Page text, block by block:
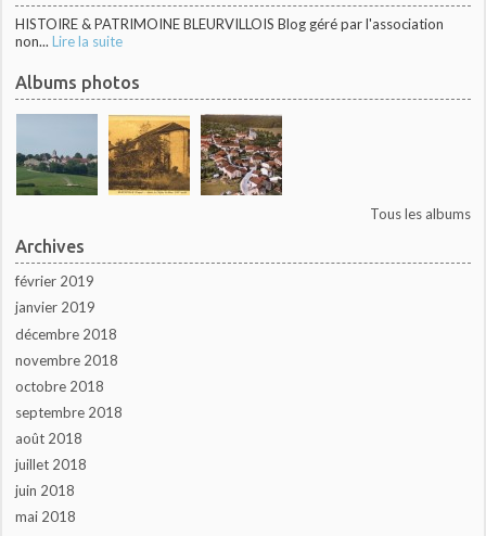
HISTOIRE & PATRIMOINE BLEURVILLOIS Blog géré par l'association
non... Lire la suite
Albums photos
Tous les albums
Archives
février 2019
janvier 2019
décembre 2018
novembre 2018
octobre 2018
septembre 2018
août 2018
juillet 2018
juin 2018
mai 2018